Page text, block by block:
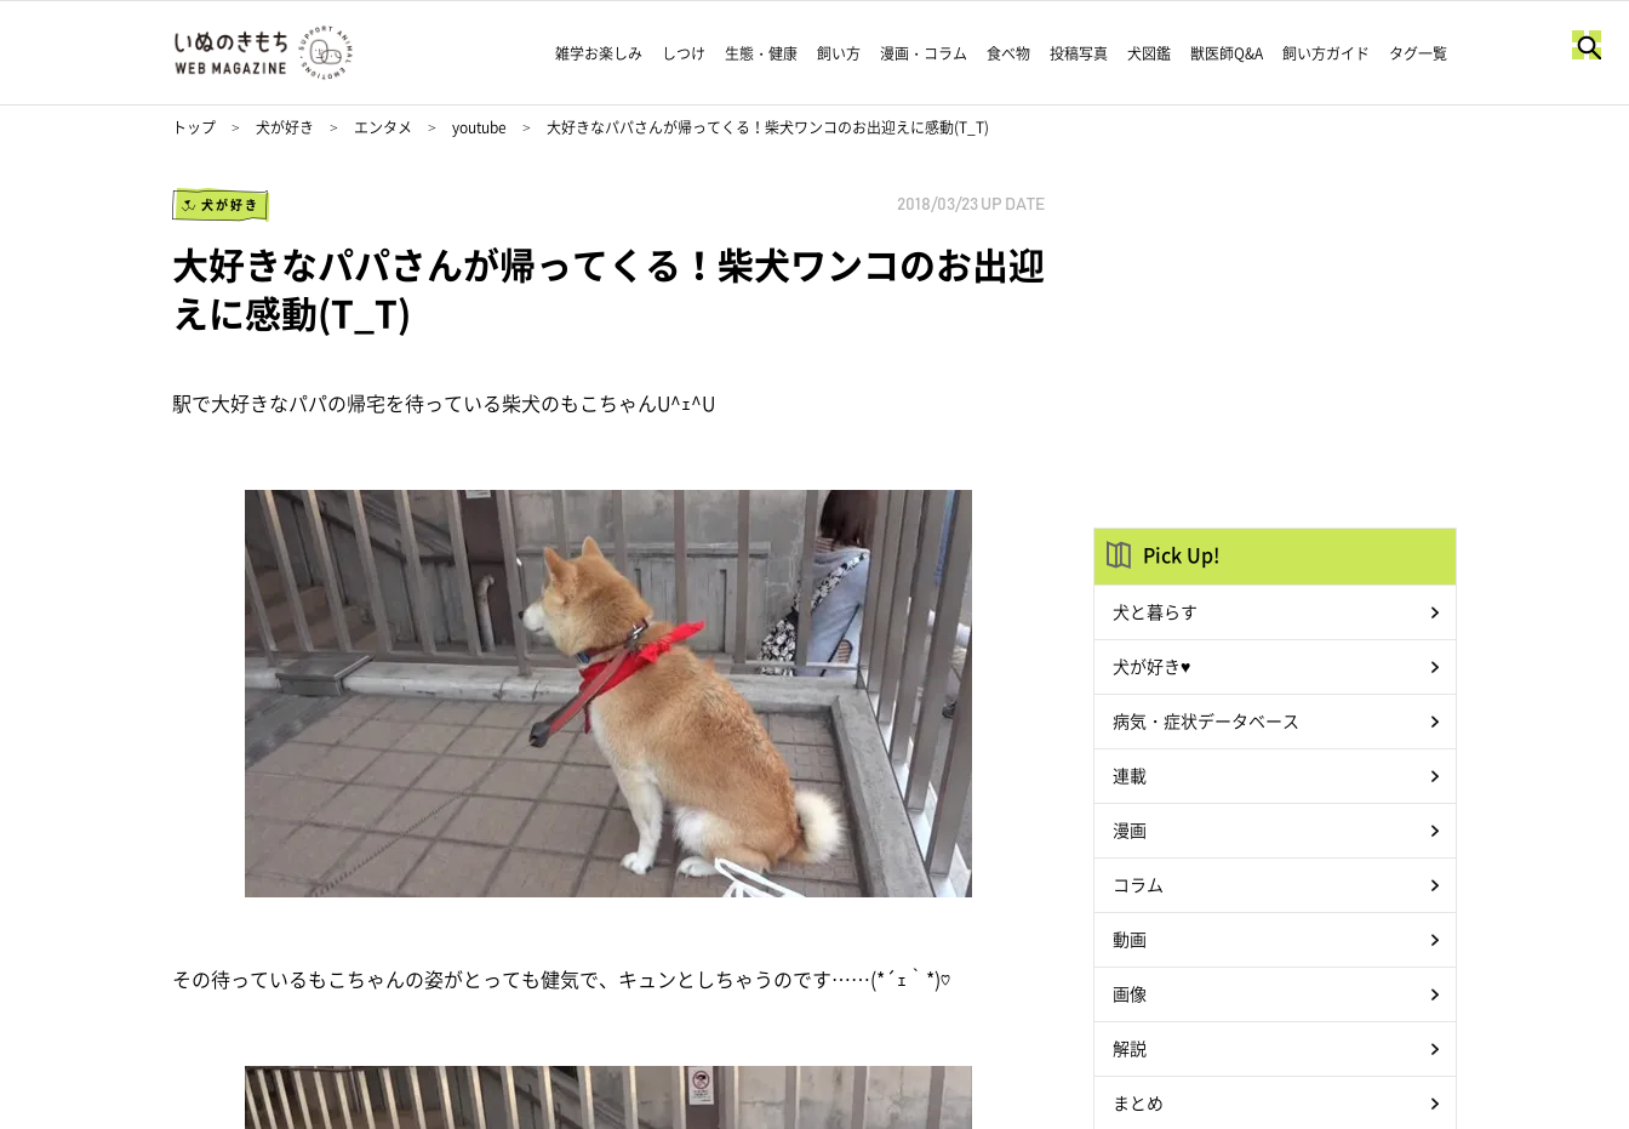
雑学お楽しみ しつけ 生態・健康 飼い方 漫画・コラム 食べ物 投稿写真 犬図鑑 獣医師Q&A 飼い方ガイド タグ一覧
トップ 犬が好き エンタメ youtube 大好きなパパさんが帰ってくる！柴犬ワンコのお出迎えに感動(T_T)
犬が好き 2018/03/23 UP DATE
大好きなパパさんが帰ってくる！柴犬ワンコのお出迎
えに感動(T_T)
駅で大好きなパパの帰宅を待っている柴犬のもこちゃんU^ｪ^U
その待っているもこちゃんの姿がとっても健気で、キュンとしちゃうのです……(*´ｪ｀*)♡
Pick Up!
犬と暮らす
犬が好き♥
病気・症状データベース
連載
漫画
コラム
動画
画像
解説
まとめ